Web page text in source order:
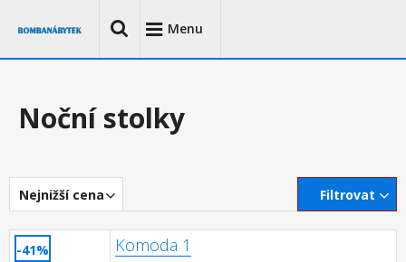
Menu
Noční stolky
Nejnižší cena Filtrovat
-41% Komoda 1